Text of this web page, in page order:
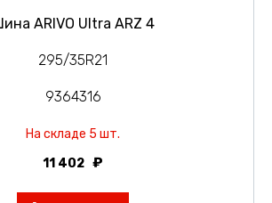
ARIVO Ultra ARZ 4
295/35R21
9364316
На складе 5 шт.
11 402